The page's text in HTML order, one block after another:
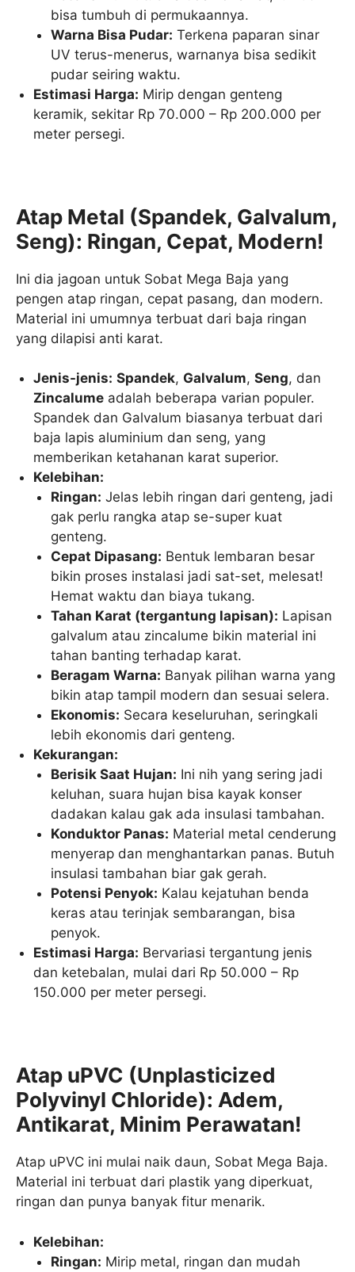
bisa tumbuh di permukaannya.
Warna Bisa Pudar: Terkena paparan sinar
UV terus-menerus, warnanya bisa sedikit
pudar seiring waktu.
Estimasi Harga: Mirip dengan genteng
keramik, sekitar Rp 70.000 – Rp 200.000 per
meter persegi.
Atap Metal (Spandek, Galvalum,
Seng): Ringan, Cepat, Modern!
Ini dia jagoan untuk Sobat Mega Baja yang
pengen atap ringan, cepat pasang, dan modern.
Material ini umumnya terbuat dari baja ringan
yang dilapisi anti karat.
Jenis-jenis: Spandek, Galvalum,Seng, dan
Zincalume adalah beberapa varian populer.
Spandek dan Galvalum biasanya terbuat dari
baja lapis aluminium dan seng, yang
memberikan ketahanan karat superior.
Kelebihan:
Ringan: Jelas lebih ringan dari genteng, jadi
gak perlu rangka atap se-super kuat
genteng.
Cepat Dipasang: Bentuk lembaran besar
bikin proses instalasi jadi sat-set, melesat!
Hemat waktu dan biaya tukang.
Tahan Karat (tergantung lapisan): Lapisan
galvalum atau zincalume bikin material ini
tahan banting terhadap karat.
Beragam Warna: Banyak pilihan warna yang
bikin atap tampil modern dan sesuai selera.
Ekonomis: Secara keseluruhan, seringkali
lebih ekonomis dari genteng.
Kekurangan:
Berisik Saat Hujan: Ini nih yang sering jadi
keluhan, suara hujan bisa kayak konser
dadakan kalau gak ada insulasi tambahan.
Konduktor Panas: Material metal cenderung
menyerap dan menghantarkan panas. Butuh
insulasi tambahan biar gak gerah.
Potensi Penyok: Kalau kejatuhan benda
keras atau terinjak sembarangan, bisa
penyok.
Estimasi Harga: Bervariasi tergantung jenis
dan ketebalan, mulai dari Rp 50.000 – Rp
150.000 per meter persegi.
Atap uPVC (Unplasticized
Polyvinyl Chloride): Adem,
Antikarat, Minim Perawatan!
Atap uPVC ini mulai naik daun, Sobat Mega Baja.
Material ini terbuat dari plastik yang diperkuat,
ringan dan punya banyak fitur menarik.
Kelebihan:
Ringan: Mirip metal, ringan dan mudah